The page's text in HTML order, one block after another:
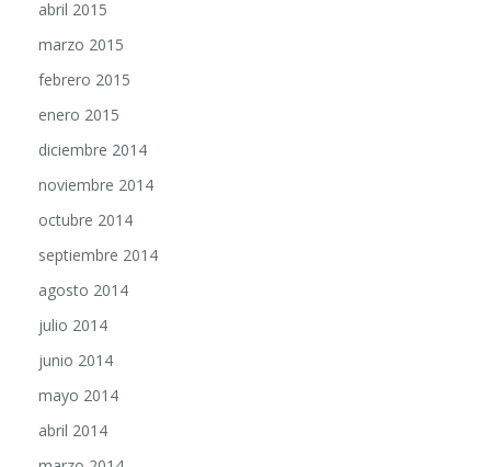
marzo 2015
febrero 2015
enero 2015
diciembre 2014
noviembre 2014
octubre 2014
septiembre 2014
agosto 2014
julio 2014
junio 2014
mayo 2014
abril 2014
marzo 2014